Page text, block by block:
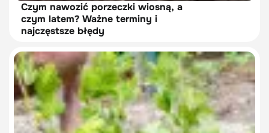
Czym nawozić porzeczki wiosną, a
czym latem? Ważne terminy i
najczęstsze błędy